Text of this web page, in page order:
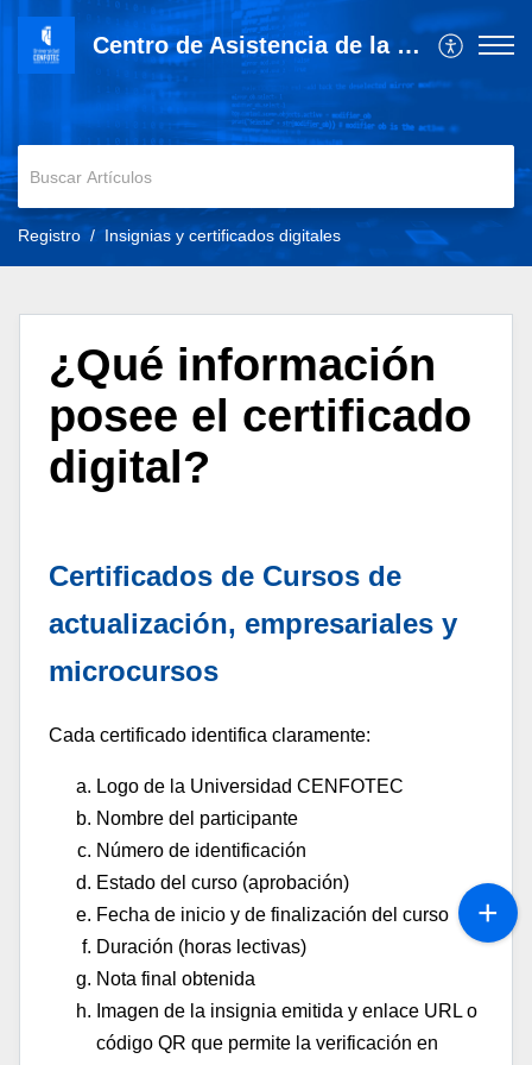
Centro de Asistencia de la Universidad Cenfotec
Registro Insignias y certificados digitales
¿Qué información
posee el certificado
digital?
Certificados de Cursos de
actualización, empresariales y
microcursos
Cada certificado identifica claramente:
Logo de la Universidad CENFOTEC
Nombre del participante
Número de identificación
Estado del curso (aprobación)
Fecha de inicio y de finalización del curso
Duración (horas lectivas)
Nota final obtenida
Imagen de la insignia emitida y enlace URL o
código QR que permite la verificación en